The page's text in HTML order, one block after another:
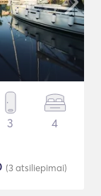
3 4
(3atsiliepimai)